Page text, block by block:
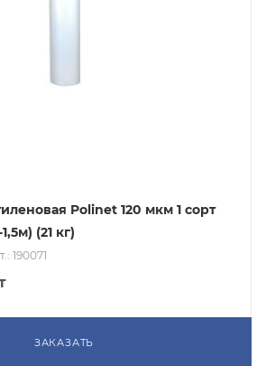
Polinet 120 мкм 1 сорт
(21 кг)
190071
ЗАКАЗАТЬ